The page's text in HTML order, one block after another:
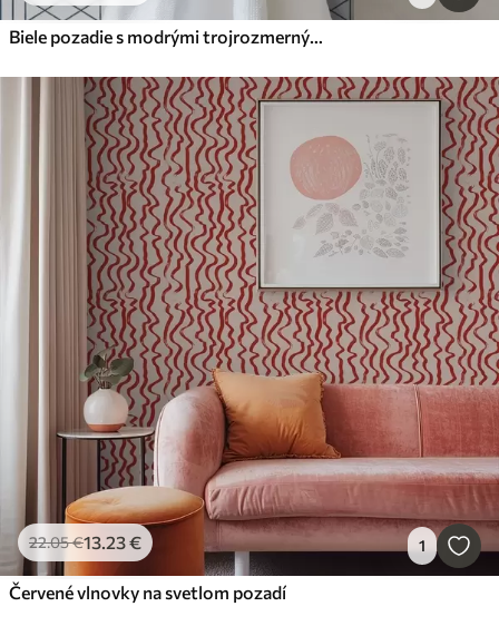
Biele pozadie s modrými trojrozmernými geometrickými kockami
22.05€13.23€ 1
Červené vlnovky na svetlom pozadí